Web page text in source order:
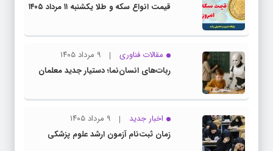
قیمت انواع سکه و طلا یکشنبه ۱۱ مرداد ۱۴۰۵
مقالات فناوری
۹ مرداد ۱۴۰۵
ربات‌های انسان‌نما؛ دستیار جدید معلمان
اخبار جدید
۹ مرداد ۱۴۰۵
زمان ثبت‌نام آزمون ارشد علوم پزشکی